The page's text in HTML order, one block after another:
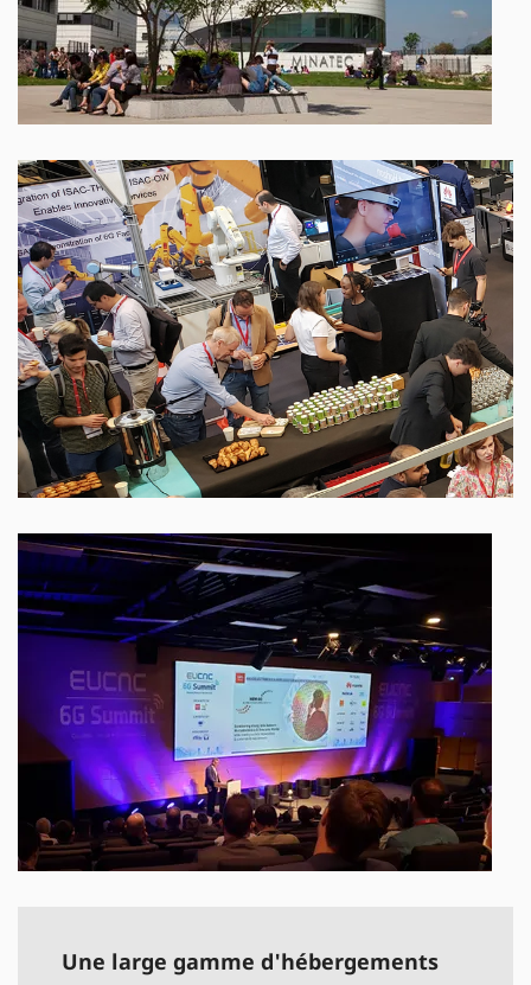
Une large gamme d'hébergements